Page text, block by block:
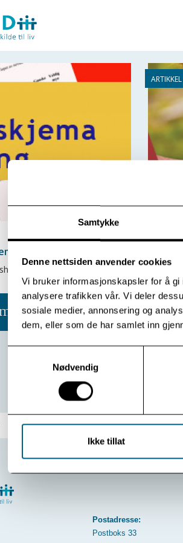
Samtykke
Denne nettsiden anvender cookies
Vi bruker informasjonskapsler for å
analysere trafikken vår. Vi deler
sosiale medier, annonsering og
dem, eller som de har samlet inn
Nødvendig
Ikke tillat
Postadresse:
Postboks 33